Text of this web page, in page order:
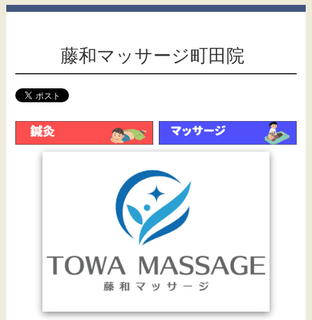
藤和マッサージ町田院